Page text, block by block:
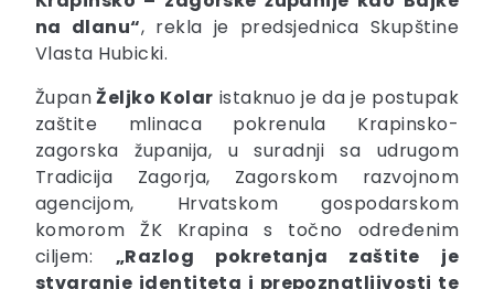
na dlanu“, rekla je predsjednica Skupštine
Vlasta Hubicki.
ŽupanŽeljko Kolar istaknuo je da je postupak
zaštite mlinaca pokrenula Krapinsko-
zagorska županija, u suradnji sa udrugom
Tradicija Zagorja, Zagorskom razvojnom
agencijom, Hrvatskom gospodarskom
komorom ŽK Krapina s točno određenim
ciljem: „Razlog pokretanja zaštite je
stvaranje identiteta i prepoznatljivosti te